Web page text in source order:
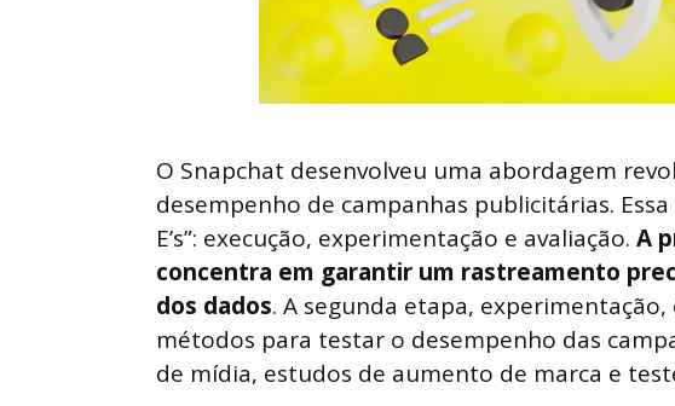
O Snapchat desenvolveu uma abordagem
desempenho de campanhas publicitárias.
E’s”: execução, experimentação e avaliação. A
concentra em garantir um rastreamento
dos dados. A segunda etapa,
métodos para testar o desempenho das
de mídia, estudos de aumento de marca e